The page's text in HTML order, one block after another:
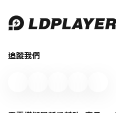
追蹤我們